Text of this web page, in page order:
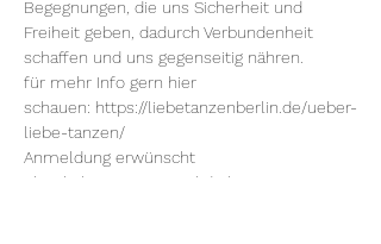
Begegnungen, die uns Sicherheit und
Freiheit geben, dadurch Verbundenheit
schaffen und uns gegenseitig nähren.
für mehr Info gern hier
schauen: https://liebetanzenberlin.de/ueber-
liebe-tanzen/
Anmeldung erwünscht
über liebetanzen@mail.de bei Jost & Anna